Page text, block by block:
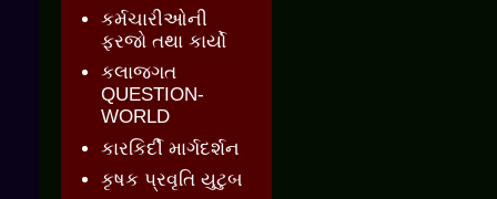
કર્મચારીઓની
ફરજો તથા કાર્યો
કલાજગત
QUESTION-
WORLD
કારકિર્દી માર્ગદર્શન
કૃષક પ્રવૃતિ યુટુબ